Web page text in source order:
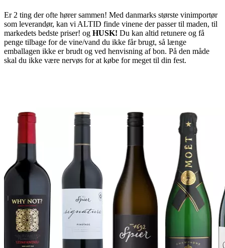
Er 2 ting der ofte hører sammen! Med danmarks største vinimportør
som leverandør, kan vi ALTID finde vinene der passer til maden, til
markedets bedste priser! og HUSK! Du kan altid retunere og få
penge tilbage for de vine/vand du ikke får brugt, så længe
emballagen ikke er brudt og ved henvisning af bon. På den måde
skal du ikke være nervøs for at købe for meget til din fest.